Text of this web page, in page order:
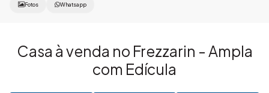
Fotos Whatsapp
Casa à venda no Frezzarin - Ampla
com Edícula